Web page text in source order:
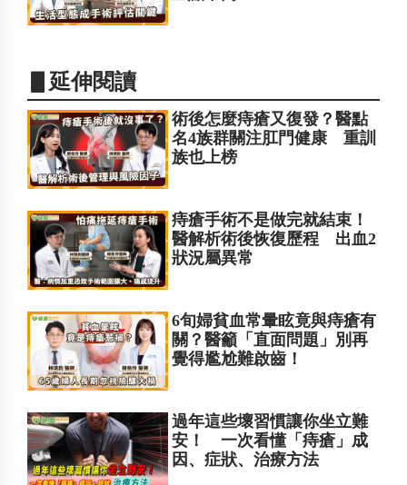
▋延伸閱讀
術後怎麼痔瘡又復發？醫點
名4族群關注肛門健康 重訓
族也上榜
痔瘡手術不是做完就結束！
醫解析術後恢復歷程 出血2
狀況屬異常
6旬婦貧血常暈眩竟與痔瘡有
關？醫籲「直面問題」別再
覺得尷尬難啟齒！
過年這些壞習慣讓你坐立難
安！ 一次看懂「痔瘡」成
因、症狀、治療方法